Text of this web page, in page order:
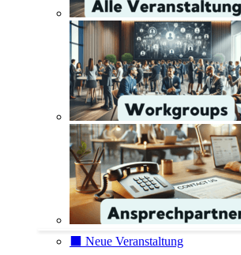
⬛️ Neue Veranstaltung